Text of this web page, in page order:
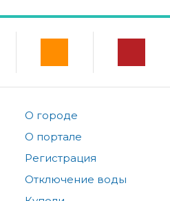
О городе
О портале
Регистрация
Отключение воды